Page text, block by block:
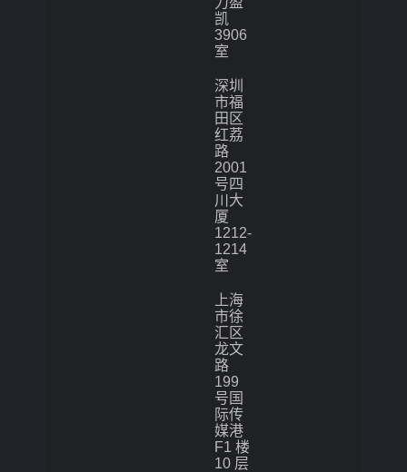
凯
3906
室
深圳
市福
田区
红荔
路
2001
号四
川大
厦
1212-
1214
室
上海
市徐
汇区
龙文
路
199
号国
际传
媒港
F1 楼
10 层